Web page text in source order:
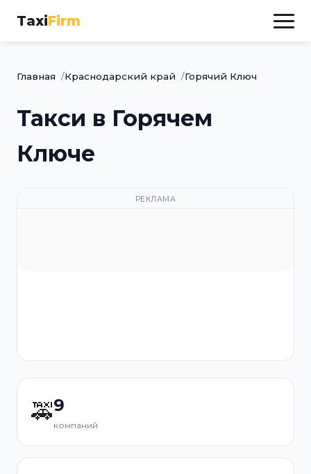
TaxiFirm
Главная Краснодарский край Горячий Ключ
Такси в Горячем
Ключе
РЕКЛАМА
🚕9
компаний